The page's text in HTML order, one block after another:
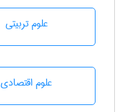
علوم تربيتی
علوم اقتصادی